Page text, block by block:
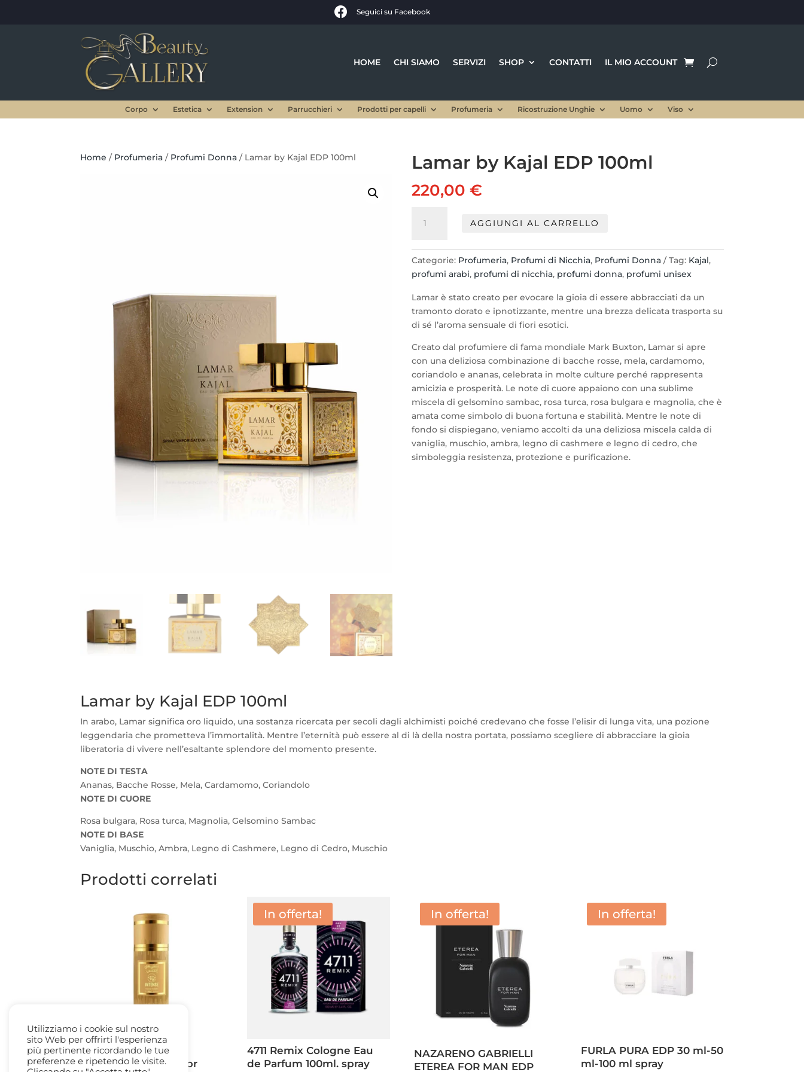
 Seguici su Facebook
HOME CHI SIAMO SERVIZI SHOP CONTATTI IL MIO ACCOUNT
Corpo Estetica Extension Parrucchieri Prodotti per capelli Profumeria Ricostruzione Unghie Uomo Viso
Home / Profumeria / Profumi Donna / Lamar by Kajal EDP 100ml Lamar by Kajal EDP 100ml
220,00€
100ml
quantità
AGGIUNGI AL CARRELLO
Categorie: Profumeria, Profumi di Nicchia, Profumi Donna Tag: Kajal,
profumi arabi, profumi di nicchia, profumi donna, profumi unisex
Lamar è stato creato per evocare la gioia di essere abbracciati da un
tramonto dorato e ipnotizzante, mentre una brezza delicata trasporta su
di sé l’aroma sensuale di fiori esotici.
Creato dal profumiere di fama mondiale Mark Buxton, Lamar si apre
con una deliziosa combinazione di bacche rosse, mela, cardamomo,
coriandolo e ananas, celebrata in molte culture perché rappresenta
amicizia e prosperità. Le note di cuore appaiono con una sublime
miscela di gelsomino sambac, rosa turca, rosa bulgara e magnolia, che è
amata come simbolo di buona fortuna e stabilità. Mentre le note di
fondo si dispiegano, veniamo accolti da una deliziosa miscela calda di
vaniglia, muschio, ambra, legno di cashmere e legno di cedro, che
simboleggia resistenza, protezione e purificazione.
Lamar by Kajal EDP 100ml
In arabo, Lamar significa oro liquido, una sostanza ricercata per secoli dagli alchimisti poiché credevano che fosse l’elisir di lunga vita, una pozione
leggendaria che prometteva l’immortalità. Mentre l’eternità può essere al di là della nostra portata, possiamo scegliere di abbracciare la gioia
liberatoria di vivere nell’esaltante splendore del momento presente.
NOTE DI TESTA
Ananas, Bacche Rosse, Mela, Cardamomo, Coriandolo
NOTE DI CUORE
Rosa bulgara, Rosa turca, Magnolia, Gelsomino Sambac
NOTE DI BASE
Vaniglia, Muschio, Ambra, Legno di Cashmere, Legno di Cedro, Muschio
Prodotti correlati
Touch Me Intense –
Nabeel edp 100ml. spr
In offerta!
4711 Remix Cologne Eau
de Parfum 100ml. spray
In offerta!
NAZARENO GABRIELLI
ETEREA FOR MAN EDP
In offerta!
FURLA PURA EDP 30 ml-50
ml-100 ml spray
Utilizziamo i cookie sul nostro
sito Web per offrirti l'esperienza
più pertinente ricordando le tue
preferenze e ripetendo le visite.